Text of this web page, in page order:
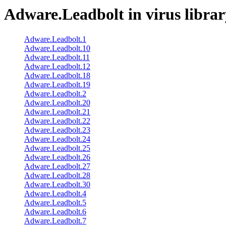
Adware.Leadbolt in virus
Adware.Leadbolt.1
Adware.Leadbolt.10
Adware.Leadbolt.11
Adware.Leadbolt.12
Adware.Leadbolt.18
Adware.Leadbolt.19
Adware.Leadbolt.2
Adware.Leadbolt.20
Adware.Leadbolt.21
Adware.Leadbolt.22
Adware.Leadbolt.23
Adware.Leadbolt.24
Adware.Leadbolt.25
Adware.Leadbolt.26
Adware.Leadbolt.27
Adware.Leadbolt.28
Adware.Leadbolt.30
Adware.Leadbolt.4
Adware.Leadbolt.5
Adware.Leadbolt.6
Adware.Leadbolt.7